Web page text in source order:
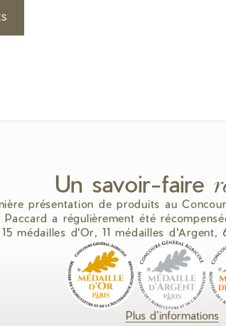
Un savoir-faire
présentation de produits au
a régulièrement été
15 médailles d'Or, 11 médailles d'Argent,
Plus d’informations